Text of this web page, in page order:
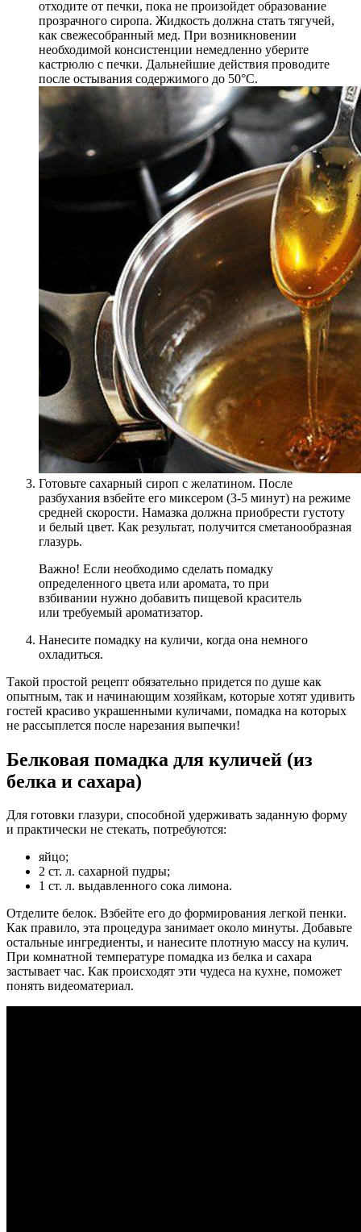
отходите от печки, пока не произойдет образование
прозрачного сиропа. Жидкость должна стать тягучей,
как свежесобранный мед. При возникновении
необходимой консистенции немедленно уберите
кастрюлю с печки. Дальнейшие действия проводите
после остывания содержимого до 50°С.
Готовьте сахарный сироп с желатином. После
разбухания взбейте его миксером (3-5 минут) на режиме
средней скорости. Намазка должна приобрести густоту
и белый цвет. Как результат, получится сметанообразная
глазурь.
Важно! Если необходимо сделать помадку
определенного цвета или аромата, то при
взбивании нужно добавить пищевой краситель
или требуемый ароматизатор.
Нанесите помадку на куличи, когда она немного
охладиться.
Такой простой рецепт обязательно придется по душе как
опытным, так и начинающим хозяйкам, которые хотят удивить
гостей красиво украшенными куличами, помадка на которых
не рассыплется после нарезания выпечки!
Белковая помадка для куличей (из
белка и сахара)
Для готовки глазури, способной удерживать заданную форму
и практически не стекать, потребуются:
яйцо;
2 ст. л. сахарной пудры;
1 ст. л. выдавленного сока лимона.
Отделите белок. Взбейте его до формирования легкой пенки.
Как правило, эта процедура занимает около минуты. Добавьте
остальные ингредиенты, и нанесите плотную массу на кулич.
При комнатной температуре помадка из белка и сахара
застывает час. Как происходят эти чудеса на кухне, поможет
понять видеоматериал.